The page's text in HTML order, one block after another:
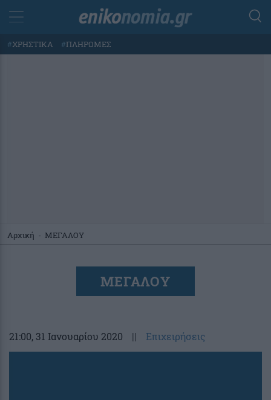
#ΧΡΗΣΤΙΚΑ #ΠΛΗΡΩΜΕΣ
Αρχική - ΜΕΓΑΛΟΥ
ΜΕΓΑΛΟΥ
21:00, 31 Ιανουαρίου 2020 || Επιχειρήσεις